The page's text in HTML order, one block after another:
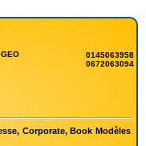
0145063958
0672063094
Corporate, Book Modèles